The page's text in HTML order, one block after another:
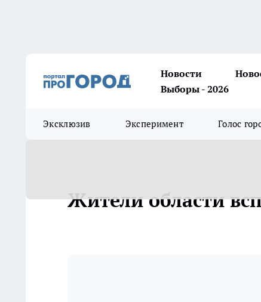
Новости
Выборы - 2026
Эксклюзив Эксперимент Голос
Жители области